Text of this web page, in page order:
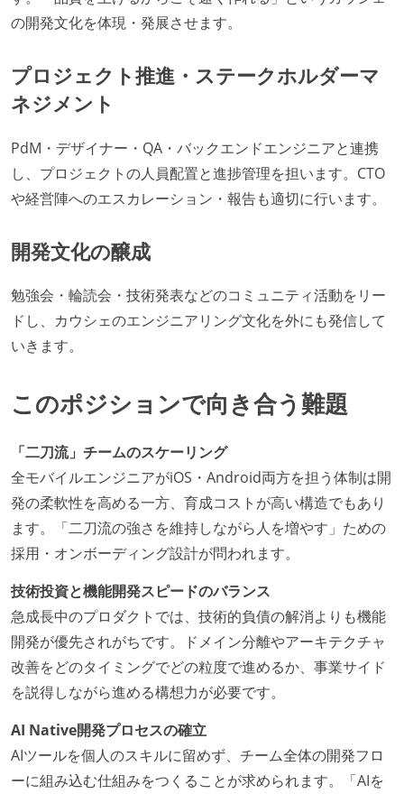
の開発文化を体現・発展させます。
プロジェクト推進・ステークホルダーマ
ネジメント
PdM・デザイナー・QA・バックエンドエンジニアと連携
し、プロジェクトの人員配置と進捗管理を担います。CTO
や経営陣へのエスカレーション・報告も適切に行います。
開発文化の醸成
勉強会・輪読会・技術発表などのコミュニティ活動をリー
ドし、カウシェのエンジニアリング文化を外にも発信して
いきます。
このポジションで向き合う難題
「二刀流」チームのスケーリング
全モバイルエンジニアがiOS・Android両方を担う体制は開
発の柔軟性を高める一方、育成コストが高い構造でもあり
ます。「二刀流の強さを維持しながら人を増やす」ための
採用・オンボーディング設計が問われます。
技術投資と機能開発スピードのバランス
急成長中のプロダクトでは、技術的負債の解消よりも機能
開発が優先されがちです。ドメイン分離やアーキテクチャ
改善をどのタイミングでどの粒度で進めるか、事業サイド
を説得しながら進める構想力が必要です。
AI Native開発プロセスの確立
AIツールを個人のスキルに留めず、チーム全体の開発フロ
ーに組み込む仕組みをつくることが求められます。「AIを